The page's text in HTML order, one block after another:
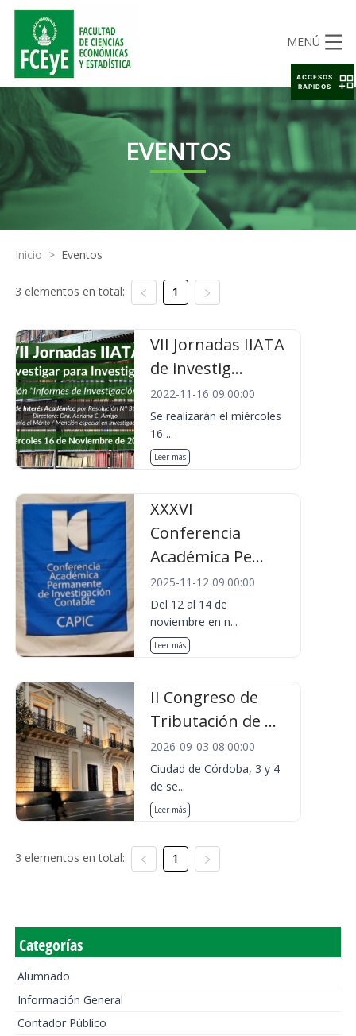
MENÚ
EVENTOS
Inicio > Eventos
3 elementos en total: 1
VII Jornadas IIATA
de investig...
2022-11-16 09:00:00
Se realizarán el miércoles
16 ...
Leer más
XXXVI
Conferencia
Académica Pe...
2025-11-12 09:00:00
Del 12 al 14 de
noviembre en n...
Leer más
II Congreso de
Tributación de ...
2026-09-03 08:00:00
Ciudad de Córdoba, 3 y 4
de se...
Leer más
3 elementos en total: 1
Categorías
Alumnado
Información General
Contador Público
ACCESOS
RAPIDOS